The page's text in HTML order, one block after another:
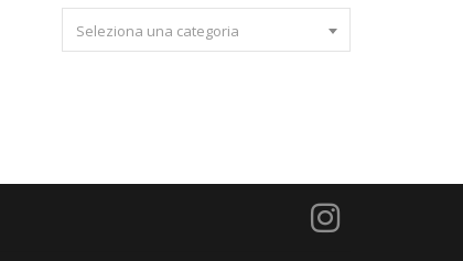
Seleziona una categoria